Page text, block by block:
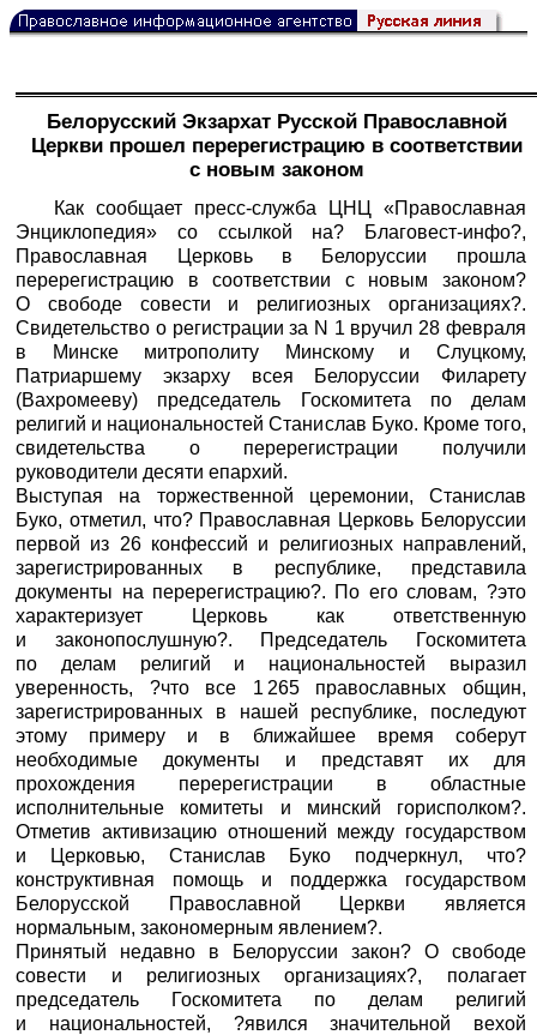
Белорусский Экзархат Русской Православной
Церкви прошел перерегистрацию в соответствии
с новым законом
Как сообщает пресс-служба ЦНЦ «Православная
Энциклопедия» со ссылкой на?
Благовест-инфо?,
Православная Церковь в Белоруссии прошла
перерегистрацию в соответствии с новым законом?
О свободе совести и религиозных организациях?.
Свидетельство о регистрации за N 1 вручил 28 февраля
в Минске митрополиту Минскому и Слуцкому,
Патриаршему экзарху всея Белоруссии Филарету
(Вахромееву) председатель Госкомитета по делам
религий и национальностей Станислав Буко. Кроме того,
свидетельства о перерегистрации получили
руководители десяти епархий.
Выступая на торжественной церемонии, Станислав
Буко, отметил, что? Православная Церковь Белоруссии
первой из 26 конфессий и религиозных направлений,
зарегистрированных в республике, представила
документы на перерегистрацию?. По его словам, ?это
характеризует Церковь как ответственную
и законопослушную?. Председатель Госкомитета
по делам религий и национальностей выразил
уверенность, ?что все 1 265 православных общин,
зарегистрированных в нашей республике, последуют
этому примеру и в ближайшее время соберут
необходимые документы и представят их для
прохождения перерегистрации в областные
исполнительные комитеты и минский горисполком?.
Отметив активизацию отношений между государством
и Церковью, Станислав Буко подчеркнул, что?
конструктивная помощь и поддержка государством
Белорусской Православной Церкви является
нормальным, закономерным явлением?.
Принятый недавно в Белоруссии закон? О свободе
совести и религиозных организациях?, полагает
председатель Госкомитета по делам религий
и национальностей, ?явился значительной вехой